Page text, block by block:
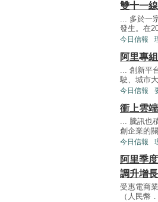
雙十一
... 多於一
發生。在
今日信報
阿里專
... 創新平
駛、城市
今日信報
衝上雲端
... 騰訊也
創企業的
今日信報
阿里季
調升增
受惠電商
（人民幣